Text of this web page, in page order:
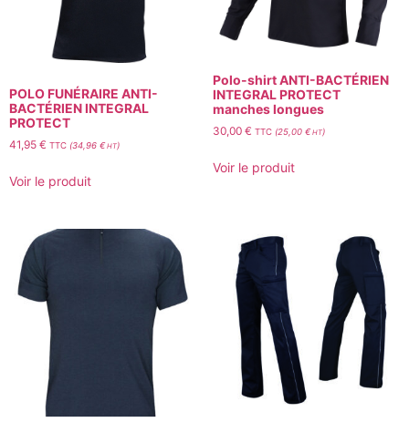
POLO FUNÉRAIRE ANTI-
BACTÉRIEN INTEGRAL
PROTECT
41,95 € TTC (34,96 € HT)
Voir le produit
Polo-shirt ANTI-BACTÉRIEN
INTEGRAL PROTECT
manches longues
30,00 € TTC(25,00 €HT)
Voir le produit